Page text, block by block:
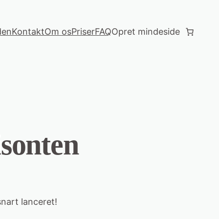
KontaktOm osPriserFAQOpret mindeside
lanceret!